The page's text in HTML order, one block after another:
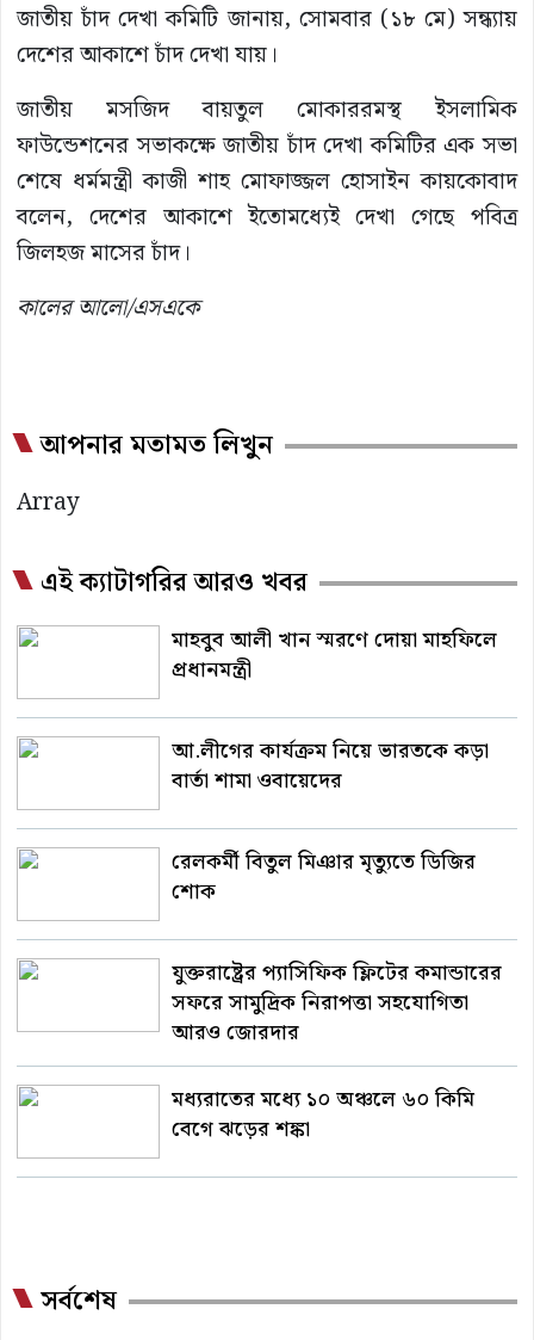
জাতীয় চাঁদ দেখা কমিটি জানায়, সোমবার (১৮ মে) সন্ধ্যায়
দেশের আকাশে চাঁদ দেখা যায়।
জাতীয় মসজিদ বায়তুল মোকাররমস্থ ইসলামিক
ফাউন্ডেশনের সভাকক্ষে জাতীয় চাঁদ দেখা কমিটির এক সভা
শেষে ধর্মমন্ত্রী কাজী শাহ মোফাজ্জল হোসাইন কায়কোবাদ
বলেন, দেশের আকাশে ইতোমধ্যেই দেখা গেছে পবিত্র
জিলহজ মাসের চাঁদ।
কালের আলো/এসএকে
আপনার মতামত লিখুন
Array
এই ক্যাটাগরির আরও খবর
মাহবুব আলী খান স্মরণে দোয়া মাহফিলে
প্রধানমন্ত্রী
আ.লীগের কার্যক্রম নিয়ে ভারতকে কড়া
বার্তা শামা ওবায়েদের
রেলকর্মী বিতুল মিঞার মৃত্যুতে ডিজির
শোক
যুক্তরাষ্ট্রের প্যাসিফিক ফ্লিটের কমান্ডারের
সফরে সামুদ্রিক নিরাপত্তা সহযোগিতা
আরও জোরদার
মধ্যরাতের মধ্যে ১০ অঞ্চলে ৬০ কিমি
বেগে ঝড়ের শঙ্কা
সর্বশেষ